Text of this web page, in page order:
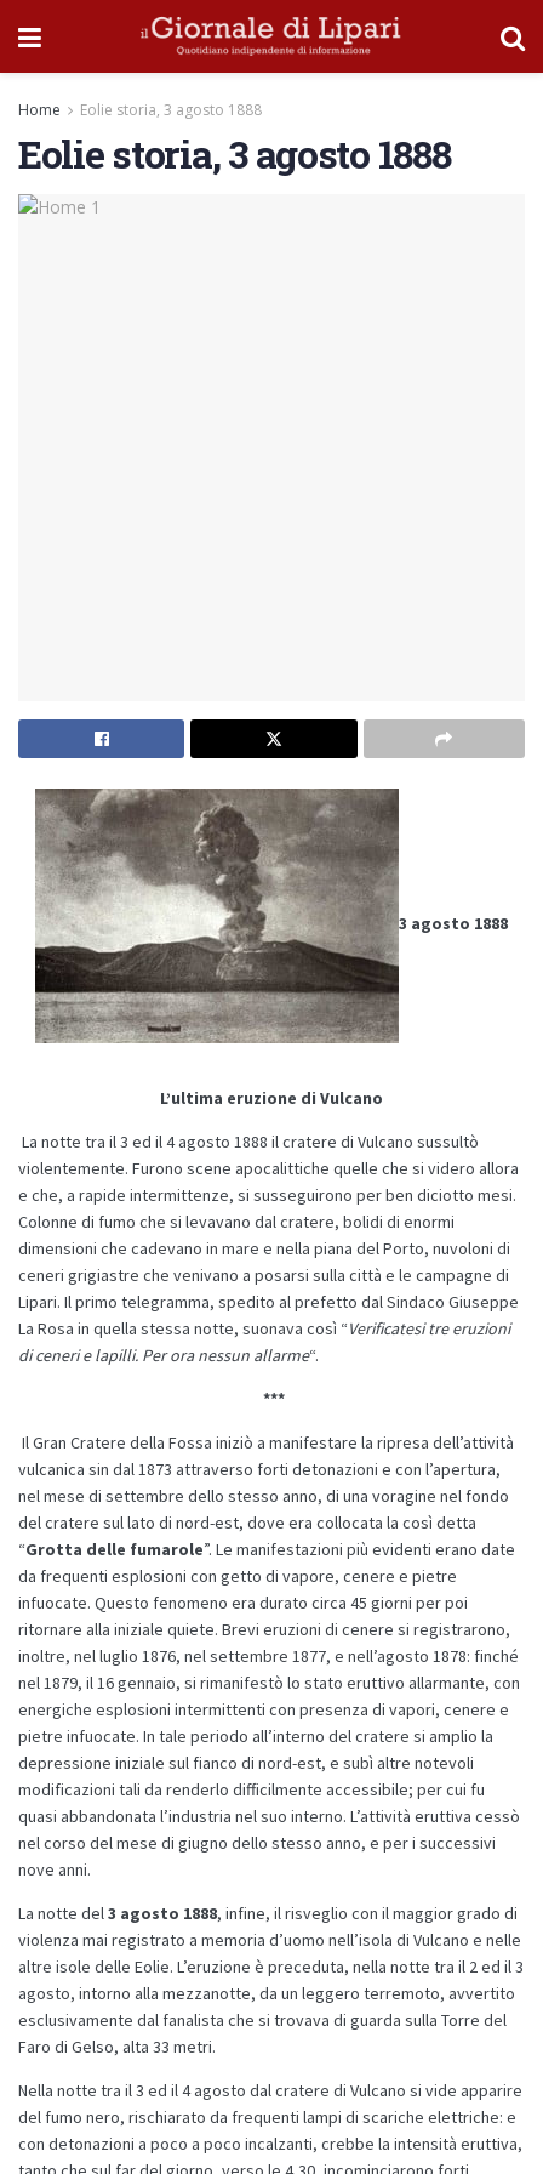
Home Eolie storia, 3 agosto 1888
Eolie storia, 3 agosto 1888
3 agosto 1888
L’ultima eruzione di Vulcano
La notte tra il 3 ed il 4 agosto 1888 il cratere di Vulcano sussultò
violentemente. Furono scene apocalittiche quelle che si videro allora
e che, a rapide intermittenze, si susseguirono per ben diciotto mesi.
Colonne di fumo che si levavano dal cratere, bolidi di enormi
dimensioni che cadevano in mare e nella piana del Porto, nuvoloni di
ceneri grigiastre che venivano a posarsi sulla città e le campagne di
Lipari. Il primo telegramma, spedito al prefetto dal Sindaco Giuseppe
La Rosa in quella stessa notte, suonava così “Verificatesi tre eruzioni
di ceneri e lapilli. Per ora nessun allarme“.
***
Il Gran Cratere della Fossa iniziò a manifestare la ripresa dell’attività
vulcanica sin dal 1873 attraverso forti detonazioni e con l’apertura,
nel mese di settembre dello stesso anno, di una voragine nel fondo
del cratere sul lato di nord-est, dove era collocata la così detta
“Grotta delle fumarole”. Le manifestazioni più evidenti erano date
da frequenti esplosioni con getto di vapore, cenere e pietre
infuocate. Questo fenomeno era durato circa 45 giorni per poi
ritornare alla iniziale quiete. Brevi eruzioni di cenere si registrarono,
inoltre, nel luglio 1876, nel settembre 1877, e nell’agosto 1878: finché
nel 1879, il 16 gennaio, si rimanifestò lo stato eruttivo allarmante, con
energiche esplosioni intermittenti con presenza di vapori, cenere e
pietre infuocate. In tale periodo all’interno del cratere si amplio la
depressione iniziale sul fianco di nord-est, e subì altre notevoli
modificazioni tali da renderlo difficilmente accessibile; per cui fu
quasi abbandonata l’industria nel suo interno. L’attività eruttiva cessò
nel corso del mese di giugno dello stesso anno, e per i successivi
nove anni.
La notte del3 agosto 1888, infine, il risveglio con il maggior grado di
violenza mai registrato a memoria d’uomo nell’isola di Vulcano e nelle
altre isole delle Eolie. L’eruzione è preceduta, nella notte tra il 2 ed il 3
agosto, intorno alla mezzanotte, da un leggero terremoto, avvertito
esclusivamente dal fanalista che si trovava di guarda sulla Torre del
Faro di Gelso, alta 33 metri.
Nella notte tra il 3 ed il 4 agosto dal cratere di Vulcano si vide apparire
del fumo nero, rischiarato da frequenti lampi di scariche elettriche: e
con detonazioni a poco a poco incalzanti, crebbe la intensità eruttiva,